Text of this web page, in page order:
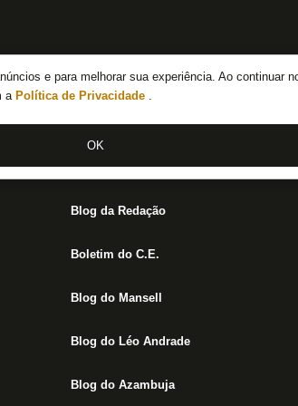
e para melhorar sua experiência. Ao continuar
a Política de Privacidade .
OK
Notícias do Botafogo
Fórum
Jogos
Blog da Redação
Boletim do C.E.
Blog do Mansell
Blog do Léo Andrade
Blog do Azambuja
conta com apoio da torcida
fazer valer nossa